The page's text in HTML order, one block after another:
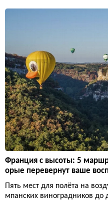
Франция с высоты: 5
орые перевернут ваше
Пять мест для полёта на
мпанских виноградников до